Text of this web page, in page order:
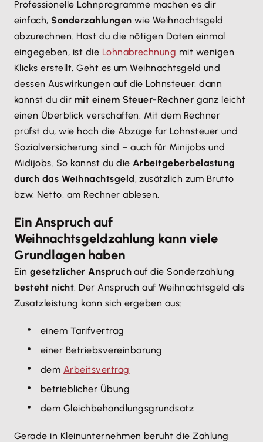
Professionelle Lohnprogramme machen es dir
einfach, Sonderzahlungen wie Weihnachtsgeld
abzurechnen. Hast du die nötigen Daten einmal
eingegeben, ist die Lohnabrechnung mit wenigen
Klicks erstellt. Geht es um Weihnachtsgeld und
dessen Auswirkungen auf die Lohnsteuer, dann
kannst du dir mit einem Steuer-Rechner ganz leicht
einen Überblick verschaffen. Mit dem Rechner
prüfst du, wie hoch die Abzüge für Lohnsteuer und
Sozialversicherung sind – auch für Minijobs und
Midijobs. So kannst du die Arbeitgeberbelastung
durch das Weihnachtsgeld, zusätzlich zum Brutto
bzw. Netto, am Rechner ablesen.
Ein Anspruch auf
Weihnachtsgeldzahlung kann viele
Grundlagen haben
Ein gesetzlicher Anspruch auf die Sonderzahlung
besteht nicht. Der Anspruch auf Weihnachtsgeld als
Zusatzleistung kann sich ergeben aus:
einem Tarifvertrag
einer Betriebsvereinbarung
dem Arbeitsvertrag
betrieblicher Übung
dem Gleichbehandlungsgrundsatz
Gerade in Kleinunternehmen beruht die Zahlung